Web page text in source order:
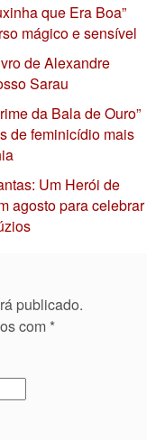
que Era Boa”
mágico e sensível
de Alexandre
Sarau
da Bala de Ouro”
de feminicídio mais
Um Herói de
agosto para celebrar
publicado.
com *